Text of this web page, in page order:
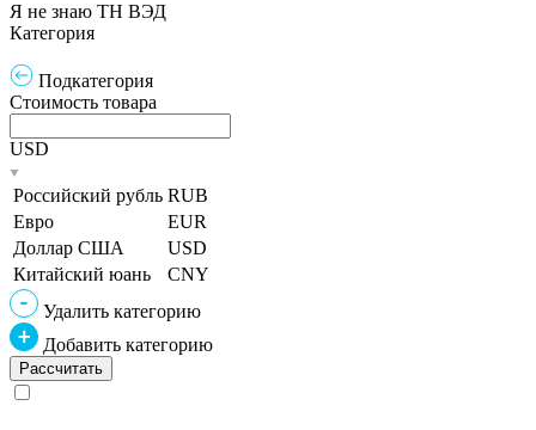
Я не знаю ТН ВЭД
Категория
Подкатегория
Стоимость товара
USD
Российский рубль RUB
Евро
EUR
Доллар США
USD
Китайский юань
CNY
Удалить категорию
Добавить категорию